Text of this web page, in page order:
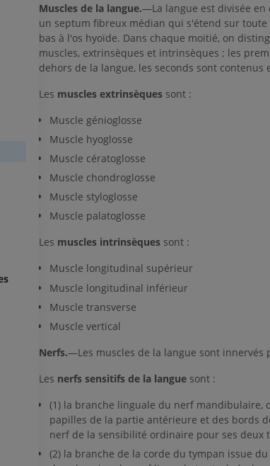
Muscles de la langue.—La langue est divisée
un septum fibreux médian qui s'étend sur toute
bas à l'os hyoïde. Dans chaque moitié, on
muscles, extrinsèques et intrinsèques ; les
dehors de la langue, les seconds sont contenus
Les muscles extrinsèquessont :
Muscle génioglosse
Muscle hyoglosse
Muscle cératoglosse
Muscle chondroglosse
Muscle styloglosse
Muscle palatoglosse
Les muscles intrinsèquessont :
Muscle longitudinal supérieur
Muscle longitudinal inférieur
Muscle transverse
Muscle vertical
Nerfs.—Les muscles de la langue sont innervés
Les nerfs sensitifs de la languesont :
(1) la branche linguale du nerf mandibulaire,
papilles de la partie antérieure et des bords
nerf de la sensibilité ordinaire pour ses deux
(2) la branche de la corde du tympan issue